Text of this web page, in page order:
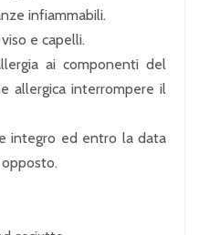
infiammabili.
e capelli.
ai componenti del
allergica interrompere il
integro ed entro la data